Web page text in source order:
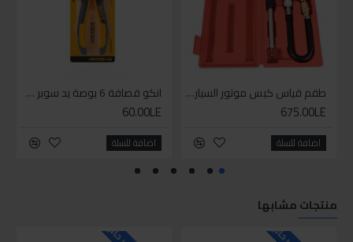
طقم قياس كبس موتور السياره 3 ق
675.00LE
اضافة للسلة
انكو قصافة 6 بوصة يد سوبر وان
60.00LE
اضافة للسلة
منتجات مشابها